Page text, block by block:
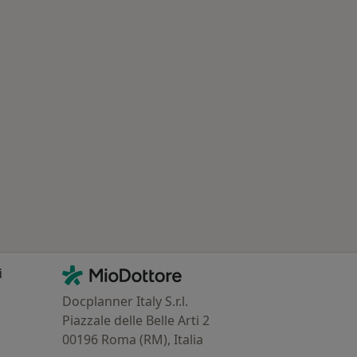
Contatti
MioDottore - Homepage
Docplanner Italy S.r.l.
Piazzale delle Belle Arti 2
00196 Roma (RM), Italia